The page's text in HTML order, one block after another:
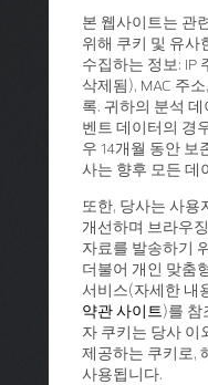
본 웹사이트는 관
위해 쿠키 및 유사
수집하는 정보: IP
삭제됨), MAC 주
록. 귀하의 분석
벤트 데이터의 경
우 14개월 동안 보
사는 향후 모든 데
또한, 당사는 사용
개선하며 브라우
자료를 발송하기
더불어 개인 맞춤
서비스(자세한 내
약관 사이트)를 참
자 쿠키는 당사 이
제공하는 쿠키로,
사용됩니다.